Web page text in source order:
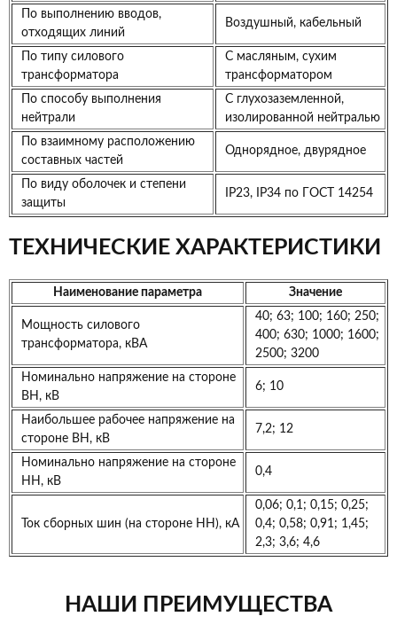
По выполнению вводов,
отходящих линий
Воздушный, кабельный
По типу силового
трансформатора
С масляным, сухим
трансформатором
По способу выполнения
нейтрали
С глухозаземленной,
изолированной нейтралью
По взаимному расположению
составных частей
Однорядное, двурядное
По виду оболочек и степени
защиты
IP23, IP34 по ГОСТ 14254
ТЕХНИЧЕСКИЕ ХАРАКТЕРИСТИКИ
Наименование параметра Значение
Мощность силового
трансформатора, кВА
40; 63; 100; 160; 250;
400; 630; 1000; 1600;
2500; 3200
Номинально напряжение на стороне
ВН, кВ
6; 10
Наибольшее рабочее напряжение на
стороне ВН, кВ
7,2; 12
Номинально напряжение на стороне
НН, кВ
0,4
Ток сборных шин (на стороне НН), кА
0,06; 0,1; 0,15; 0,25;
0,4; 0,58; 0,91; 1,45;
2,3; 3,6; 4,6
НАШИ ПРЕИМУЩЕСТВА